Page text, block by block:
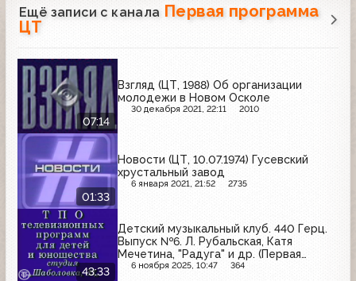
Ещё записи с канала Первая программа
ЦТ
07:14
Взгляд (ЦТ, 1988) Об организации
молодежи в Новом Осколе
30 декабря 2021, 22:11 2010
01:33
Новости (ЦТ, 10.07.1974) Гусевский
хрустальный завод
6 января 2021, 21:52 2735
43:33
Детский музыкальный клуб. 440 Герц.
Выпуск №6. Л. Рубальская, Катя
Мечетина, "Радуга" и др. (Первая
программа ЦТ, 1991)
6 ноября 2025, 10:47 364